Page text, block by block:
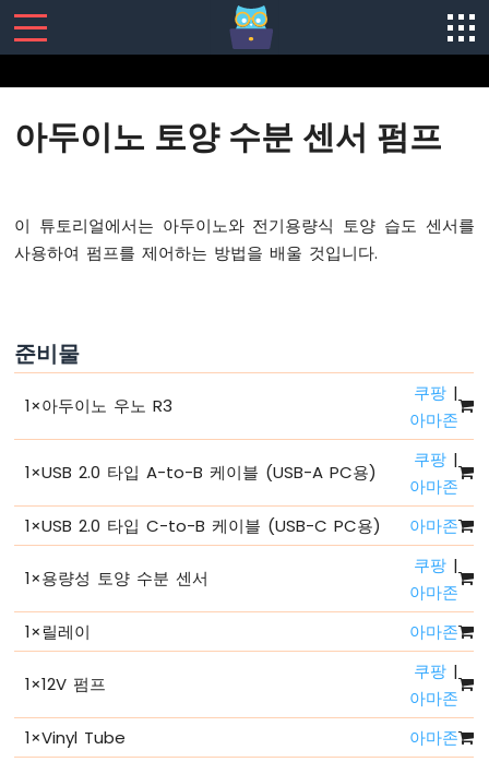
아
노
소
어
설
두
이
노
-
하
드
웨
준
비
두
노
아두이노 토양 수분 센서 펌프
이 튜토리얼에서는 아두이노와 전기용량식 토양 습도 센서를
사용하여 펌프를 제어하는 방법을 배울 것입니다.
준비물
1×아두이노 우노 R3
쿠팡 |
아마존
1×USB 2.0 타입 A-to-B 케이블 (USB-A PC용)
쿠팡 |
아마존
1×USB 2.0 타입 C-to-B 케이블 (USB-C PC용) 아마존
1×용량성 토양 수분 센서
쿠팡 |
아마존
1×릴레이 아마존
1×12V 펌프
쿠팡 |
아마존
1×Vinyl Tube
아마존